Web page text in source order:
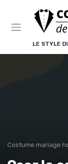
LE STYLE
Costume mariage